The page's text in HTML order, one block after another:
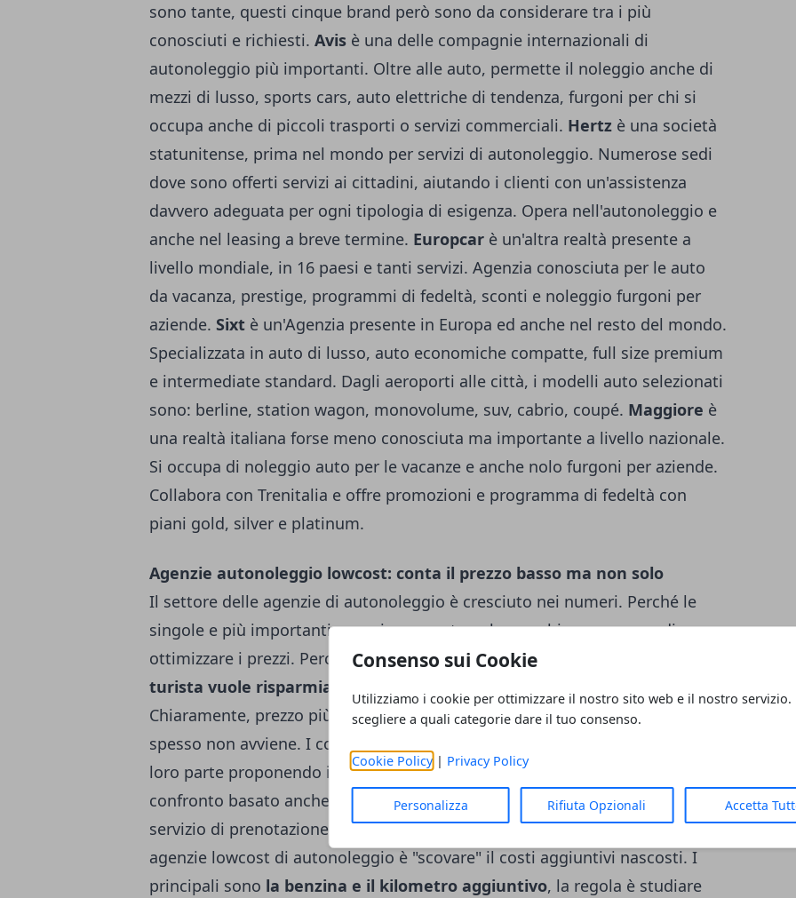
Consenso sui Cookie
Utilizziamo i cookie per ottimizzare il nostro sito web e il nostro servizio.
scegliere a quali categorie dare il tuo consenso.
Cookie Policy| Privacy Policy
Personalizza Rifiuta Opzionali Accetta
sono tante, questi cinque brand però sono da considerare tra i più
conosciuti e richiesti. Avis è una delle compagnie internazionali di
autonoleggio più importanti. Oltre alle auto, permette il noleggio anche di
mezzi di lusso, sports cars, auto elettriche di tendenza, furgoni per chi si
occupa anche di piccoli trasporti o servizi commerciali. Hertz è una società
statunitense, prima nel mondo per servizi di autonoleggio. Numerose sedi
dove sono offerti servizi ai cittadini, aiutando i clienti con un'assistenza
davvero adeguata per ogni tipologia di esigenza. Opera nell'autonoleggio e
anche nel leasing a breve termine. Europcar è un'altra realtà presente a
livello mondiale, in 16 paesi e tanti servizi. Agenzia conosciuta per le auto
da vacanza, prestige, programmi di fedeltà, sconti e noleggio furgoni per
aziende. Sixt è un'Agenzia presente in Europa ed anche nel resto del mondo.
Specializzata in auto di lusso, auto economiche compatte, full size premium
e intermediate standard. Dagli aeroporti alle città, i modelli auto selezionati
sono: berline, station wagon, monovolume, suv, cabrio, coupé. Maggiore è
una realtà italiana forse meno conosciuta ma importante a livello nazionale.
Si occupa di noleggio auto per le vacanze e anche nolo furgoni per aziende.
Collabora con Trenitalia e offre promozioni e programma di fedeltà con
piani gold, silver e platinum.
Agenzie autonoleggio lowcost: conta il prezzo basso ma non solo
Il settore delle agenzie di autonoleggio è cresciuto nei numeri. Perché le
singole e più importanti agenzie aumentano le macchine e cercano di
ottimizzare i prezzi. Perché aumentano proprio le realtà di autonoleggio.
turista vuole risparmiare
Chiaramente, prezzo più basso deve garantire comunque qualità giusta e
spesso non avviene. I comparatori online di agenzie noleggio auto fanno la
loro parte proponendo il confronto qualitativo oltre che finanziario, il
confronto basato anche su recensioni, foto degli utenti, geolocalizzazione e
servizio di prenotazione online interattivo. Cosa molto importante sulle
agenzie lowcost di autonoleggio è "scovare" il costi aggiuntivi nascosti. I
principali sono la benzina e il kilometro aggiuntivo, la regola è studiare